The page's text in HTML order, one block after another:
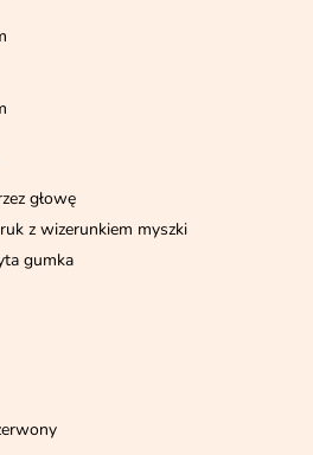
głowę
z wizerunkiem myszki
gumka